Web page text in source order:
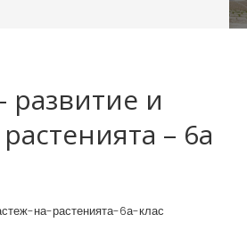
развитие и
– 6а
на-растенията-6а-клас